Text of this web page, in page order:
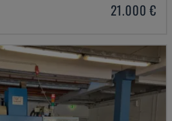
21.000 €